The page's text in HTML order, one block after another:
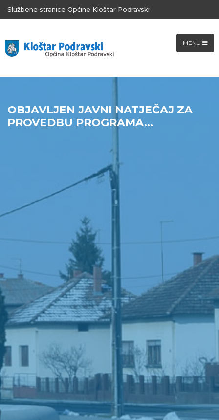
Službene stranice Općine Kloštar Podravski
MENU
OBJAVLJEN JAVNI NATJEČAJ ZA
PROVEDBU PROGRAMA...